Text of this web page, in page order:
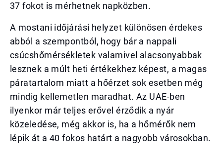
37 fokot is mérhetnek napközben.
A mostani időjárási helyzet különösen érdekes
abból a szempontból, hogy bár a nappali
csúcshőmérsékletek valamivel alacsonyabbak
lesznek a múlt heti értékekhez képest, a magas
páratartalom miatt a hőérzet sok esetben még
mindig kellemetlen maradhat. Az UAE-ben
ilyenkor már teljes erővel érződik a nyár
közeledése, még akkor is, ha a hőmérők nem
lépik át a 40 fokos határt a nagyobb városokban.